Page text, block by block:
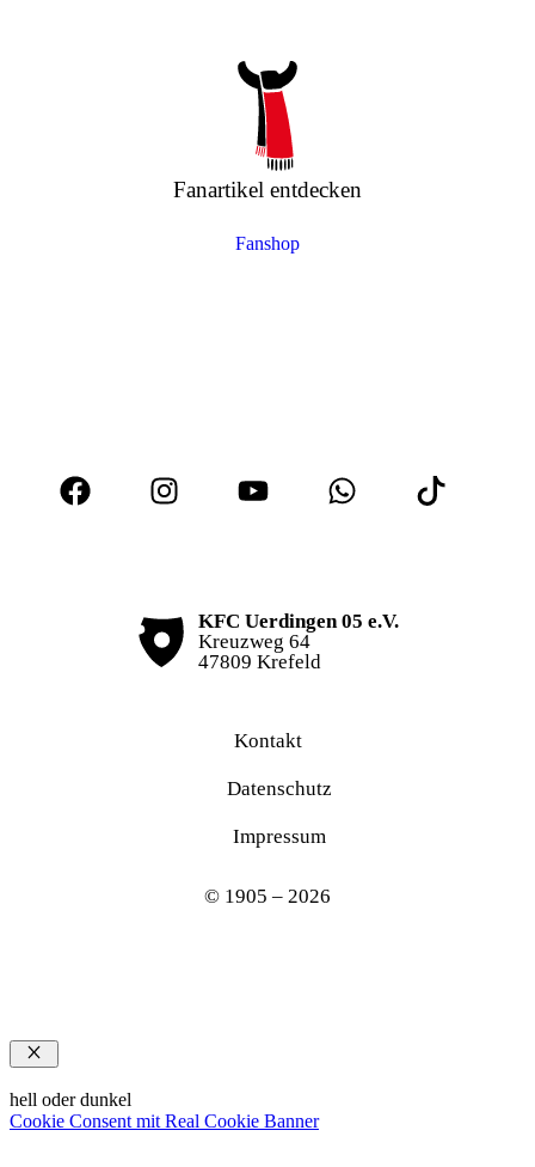
Fanartikel entdecken
Fanshop
KFC Uerdingen 05 e.V.
Kreuzweg 64
47809 Krefeld
Kontakt
Datenschutz
Impressum
© 1905 – 2026
Schließen
hell oder dunkel
Cookie Consent mit Real Cookie Banner